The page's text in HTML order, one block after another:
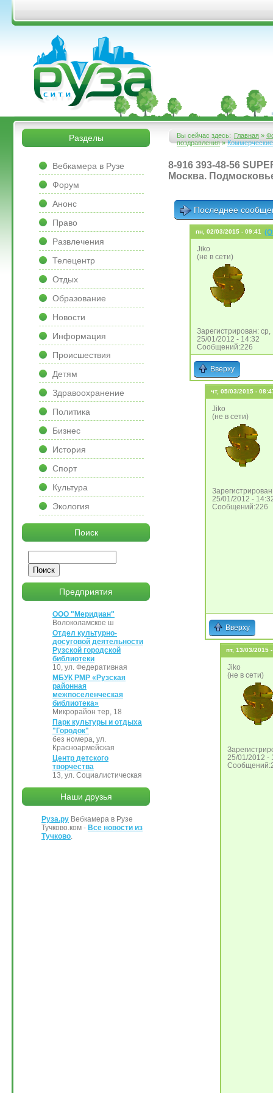
Перейти к основному содержанию
&bsps;
&bsps;
Вы сейчас здесь:
Вы здесь
Главная »
поздравления»
8-916 393-48-56
Москва.
Последнее
пн, 02/03/2015 - 09:41
Jiko
(не в сети)
Зарегистрирован: ср,
25/01/2012 - 14:32
Сообщений:226
Вверху
чт, 05/03/2015 -
Jiko
(не в сети)
25/01/2012 -
Сообщений:226
Вверху
пт, 13/03/2015
Jiko
(не в сети)
25/01/2012 -
Разделы
Вебкамера в Рузе
Форум
Анонс
Право
Развлечения
Телецентр
Отдых
Образование
Новости
Информация
Происшествия
Детям
Здравоохранение
Политика
Бизнес
История
Спорт
Культура
Экология
Поиск
Предприятия
ООО "Меридиан"
Волоколамское ш
Отдел культурно-
досуговой деятельности
Рузской городской
библиотеки
10, ул. Федеративная
МБУК РМР «Рузская
районная
межпоселенческая
библиотека»
Микрорайон тер, 18
Парк культуры и отдыха
"Городок"
без номера, ул.
Красноармейская
Центр детского
творчества
13, ул. Социалистическая
Наши друзья
Руза.ру Вебкамера в Рузе
Тучково.ком - Все новости из
Тучково.